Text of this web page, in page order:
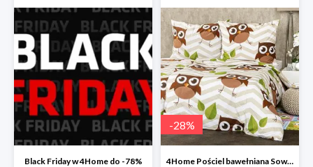
Black Friday w 4Home do -78%
-28%
4Home Pościel bawełniana Sowy -28%